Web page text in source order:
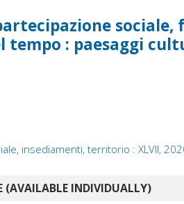
sociale,
tempo : paesaggi
insediamenti, territorio : XLVII,
(AVAILABLE INDIVIDUALLY)